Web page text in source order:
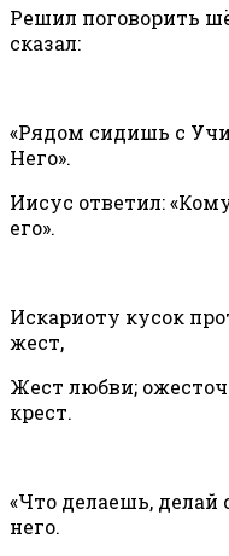
Решил поговорить
сказал:
«Рядом сидишь с
Него».
Иисус ответил:
его».
Искариоту кусок
жест,
Жест любви;
крест.
«Что делаешь, делай
него.